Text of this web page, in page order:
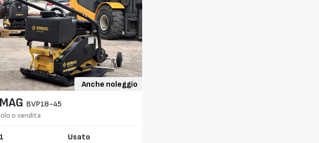
Anche noleggio
BVP18-45
o vendita
Usato